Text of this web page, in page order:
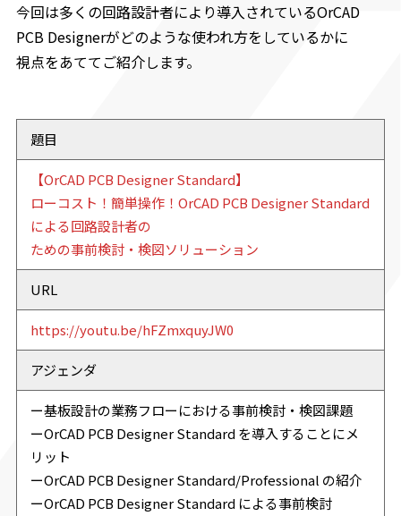
今回は多くの回路設計者により導入されているOrCAD
PCB Designerがどのような使われ方をしているかに
視点をあててご紹介します。
題目
【OrCAD PCB Designer Standard】
ローコスト！簡単操作！OrCAD PCB Designer Standard
による回路設計者の
ための事前検討・検図ソリューション
URL
https://youtu.be/hFZmxquyJW0
アジェンダ
ー基板設計の業務フローにおける事前検討・検図課題
ーOrCAD PCB Designer Standard を導入することにメ
リット
ーOrCAD PCB Designer Standard/Professional の紹介
ーOrCAD PCB Designer Standard による事前検討